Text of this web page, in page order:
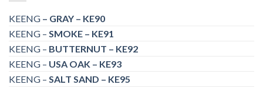
KEENG – GRAY – KE90
KEENG – SMOKE – KE91
KEENG – BUTTERNUT – KE92
KEENG – USA OAK – KE93
KEENG – SALT SAND – KE95